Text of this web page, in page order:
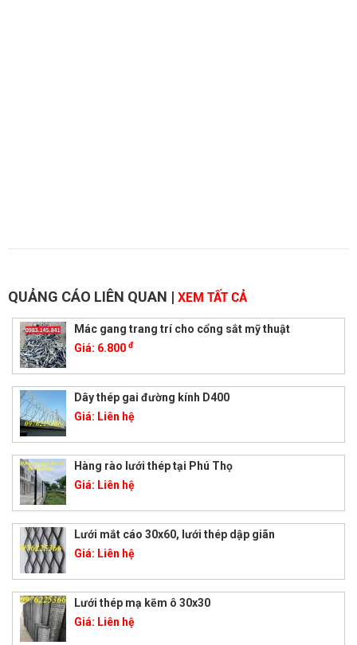
QUẢNG CÁO LIÊN QUAN | XEM TẤT CẢ
Mác gang trang trí cho cổng sắt mỹ thuật
Giá: 6.800 đ
Dây thép gai đường kính D400
Giá: Liên hệ
Hàng rào lưới thép tại Phú Thọ
Giá: Liên hệ
Lưới mắt cáo 30x60, lưới thép dập giãn
Giá: Liên hệ
Lưới thép mạ kẽm ô 30x30
Giá: Liên hệ